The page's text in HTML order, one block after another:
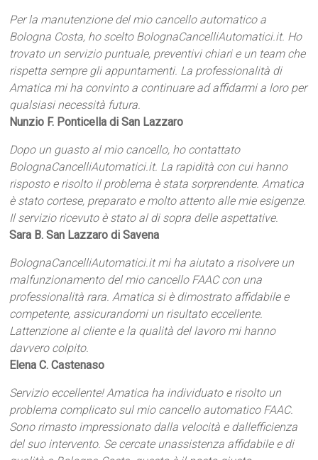
Per la manutenzione del mio cancello automatico a
Bologna Costa, ho scelto BolognaCancelliAutomatici.it. Ho
trovato un servizio puntuale, preventivi chiari e un team che
rispetta sempre gli appuntamenti. La professionalità di
Amatica mi ha convinto a continuare ad affidarmi a loro per
qualsiasi necessità futura.
Nunzio F. Ponticella di San Lazzaro
Dopo un guasto al mio cancello, ho contattato
BolognaCancelliAutomatici.it. La rapidità con cui hanno
risposto e risolto il problema è stata sorprendente. Amatica
è stato cortese, preparato e molto attento alle mie esigenze.
Il servizio ricevuto è stato al di sopra delle aspettative.
Sara B. San Lazzaro di Savena
BolognaCancelliAutomatici.it mi ha aiutato a risolvere un
malfunzionamento del mio cancello FAAC con una
professionalità rara. Amatica si è dimostrato affidabile e
competente, assicurandomi un risultato eccellente.
Lattenzione al cliente e la qualità del lavoro mi hanno
davvero colpito.
Elena C. Castenaso
Servizio eccellente! Amatica ha individuato e risolto un
problema complicato sul mio cancello automatico FAAC.
Sono rimasto impressionato dalla velocità e dallefficienza
del suo intervento. Se cercate unassistenza affidabile e di